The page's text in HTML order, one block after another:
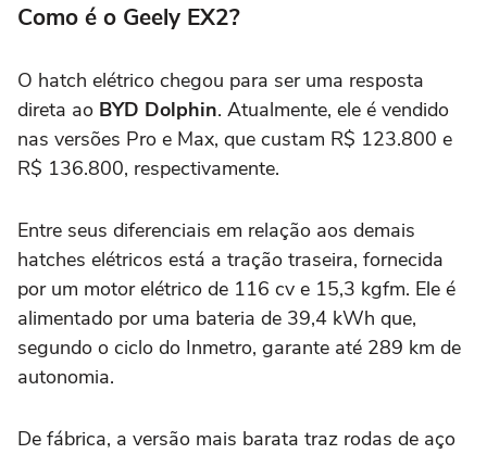
Como é o Geely EX2?
O hatch elétrico chegou para ser uma resposta
direta ao BYD Dolphin. Atualmente, ele é vendido
nas versões Pro e Max, que custam R$ 123.800 e
R$ 136.800, respectivamente.
Entre seus diferenciais em relação aos demais
hatches elétricos está a tração traseira, fornecida
por um motor elétrico de 116 cv e 15,3 kgfm. Ele é
alimentado por uma bateria de 39,4 kWh que,
segundo o ciclo do Inmetro, garante até 289 km de
autonomia.
De fábrica, a versão mais barata traz rodas de aço